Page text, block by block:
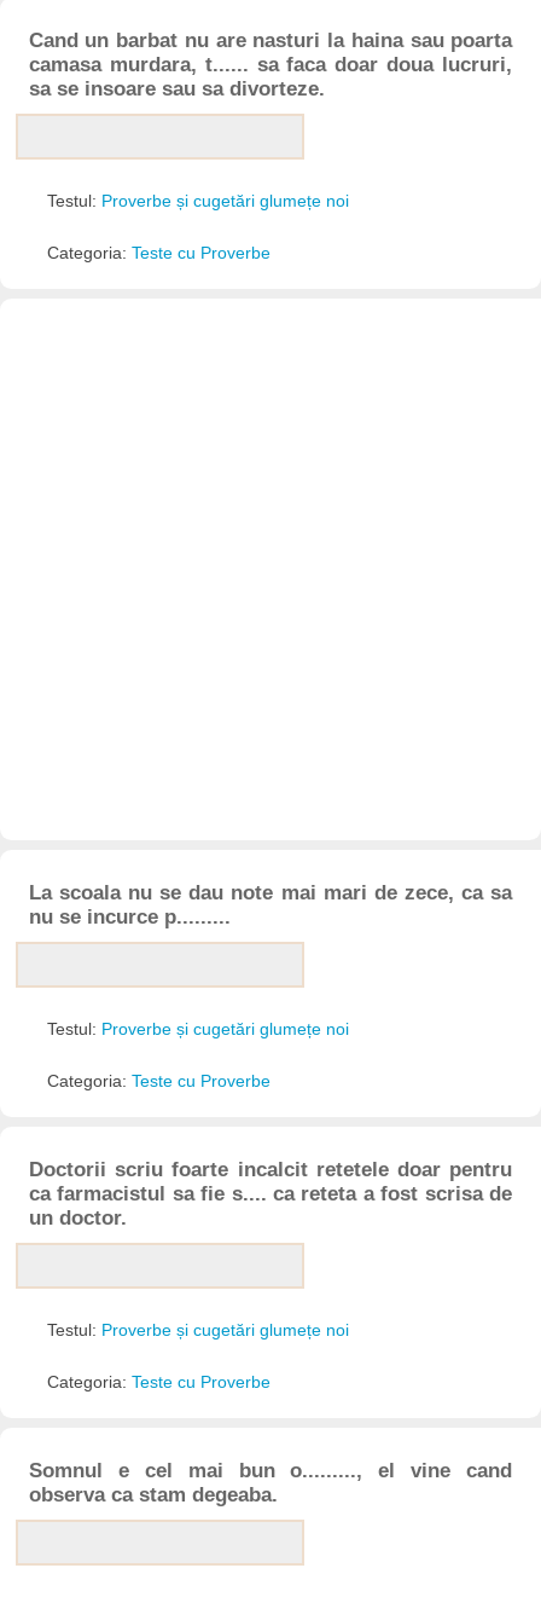
Cand un barbat nu are nasturi la haina sau poarta
camasa murdara, t...... sa faca doar doua lucruri,
sa se insoare sau sa divorteze.
Testul: Proverbe și cugetări glumețe noi
Categoria: Teste cu Proverbe
La scoala nu se dau note mai mari de zece, ca sa
nu se incurce p.........
Testul: Proverbe și cugetări glumețe noi
Categoria: Teste cu Proverbe
Doctorii scriu foarte incalcit retetele doar pentru
ca farmacistul sa fie s.... ca reteta a fost scrisa de
un doctor.
Testul: Proverbe și cugetări glumețe noi
Categoria: Teste cu Proverbe
Somnul e cel mai bun o........., el vine cand
observa ca stam degeaba.